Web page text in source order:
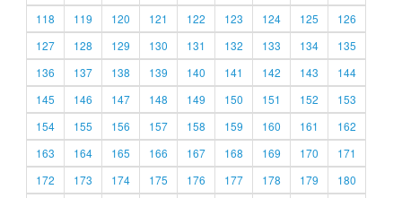
118
119 120 121 122 123 124 125
126
127
128 129 130 131 132 133 134
135
136
137 138 139 140 141 142 143
144
145
146 147 148 149 150 151 152
153
154
155 156 157 158 159 160 161
162
163
164 165 166 167 168 169 170
171
172
173 174 175 176 177 178 179
180